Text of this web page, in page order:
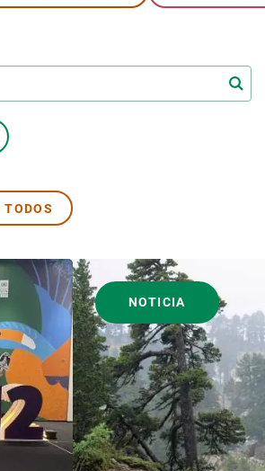
NOTICIA
Pide tu beca ERC